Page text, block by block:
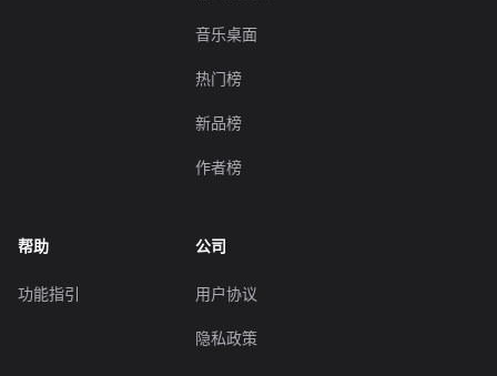
音乐桌面
热门榜
新品榜
作者榜
帮助
功能指引
公司
用户协议
隐私政策